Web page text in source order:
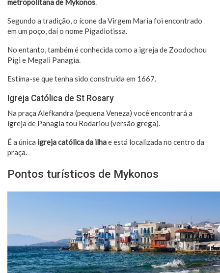
metropolitana de Mykonos.
Segundo a tradição, o ícone da Virgem Maria foi encontrado
em um poço, daí o nome Pigadiotissa.
No entanto, também é conhecida como a igreja de Zoodochou
Pigi e Megali Panagia.
Estima-se que tenha sido construída em 1667.
Igreja Católica de St Rosary
Na praça Alefkandra (pequena Veneza) você encontrará a
igreja de Panagia tou Rodariou (versão grega).
É a única igreja católica da ilhae está localizada no centro da
praça.
Pontos turísticos de Mykonos